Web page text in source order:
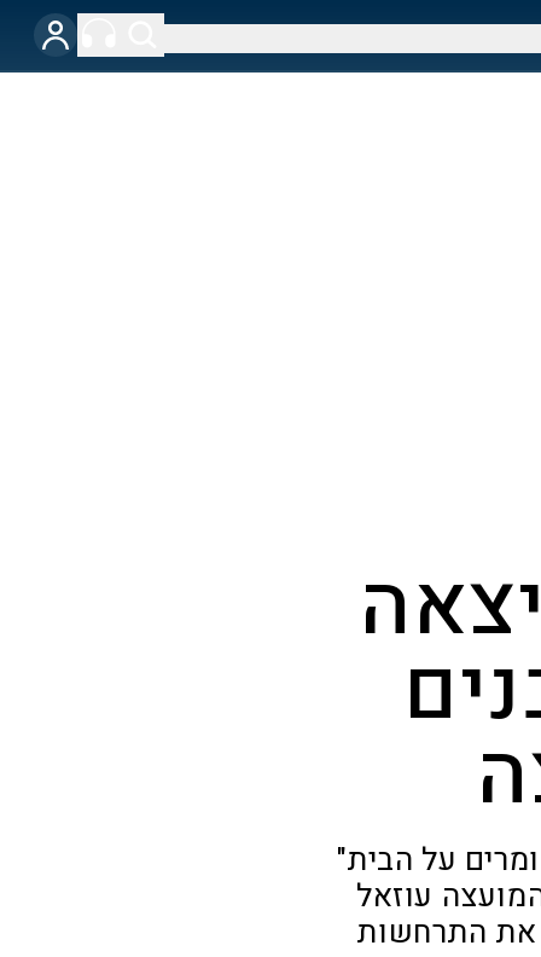
על הבית"
עוזאל
את התרחשות